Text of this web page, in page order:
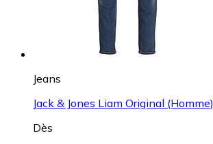
Jeans
Jack & Jones Liam Original (Homme)
Dès